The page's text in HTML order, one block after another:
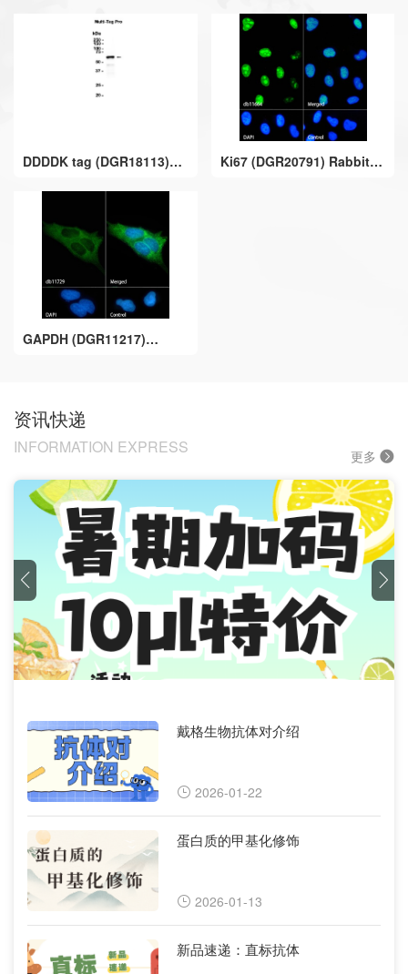
DDDDK tag (DGR18113)
Ki67 (DGR20791) Rabbit
GAPDH (DGR11217)
资讯快递
INFORMATION EXPRESS 更多
戴格生物抗体对介绍
2026-01-22
蛋白质的甲基化修饰
2026-01-13
新品速递：直标抗体